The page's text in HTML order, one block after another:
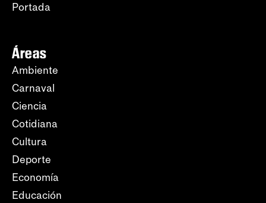
Portada
Áreas
Ambiente
Carnaval
Ciencia
Cotidiana
Cultura
Deporte
Economía
Educación